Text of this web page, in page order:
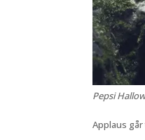
Pepsi
Applaus